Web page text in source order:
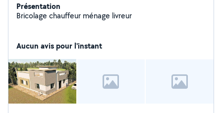
Présentation
Bricolage chauffeur ménage livreur
Aucun avis pour l'instant